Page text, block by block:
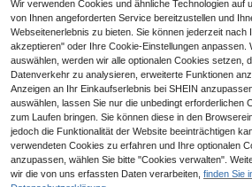
wahrungstasche, geeignet für täglic
he Reisen, Reise Aufbewahrungstas
che, Reißverschluss Aufbewahrung
stasche, Organizer Tasche, multifun
ktionale Schreibwaren Aufbewahru
ng, Reißverschluss Aufbewahrungst
asche, Organizer Tasche, tragbare
Kosmetik Aufbewahrungstasche, tä
gliches Accessoire für Frauen, Kos
metiktasche für Frauen, Reise Esse
ntiell Geschenk, Weihnachtsgesche
nk
3,05€3,08€
Giorgio
up
der
g für
uriöses
enk
19
11,16€ -
Wir verwenden Cookies und ähnliche Technologien auf
von Ihnen angeforderten Service bereitzustellen und
Webseitenerlebnis zu bieten. Sie können jederzeit nach
akzeptieren" oder Ihre Cookie-Einstellungen anpassen.
auswählen, werden wir alle optionalen Cookies setzen,
Datenverkehr zu analysieren, erweiterte Funktionen
Anzeigen an Ihr Einkaufserlebnis bei SHEIN
auswählen, lassen Sie nur die unbedingt erforderlichen
zum Laufen bringen. Sie können diese in den
jedoch die Funktionalität der Website beeinträchtigen
verwendeten Cookies zu erfahren und Ihre optionalen
anzupassen, wählen Sie bitte "Cookies verwalten".
wir die von uns erfassten Daten verarbeiten, finden Sie